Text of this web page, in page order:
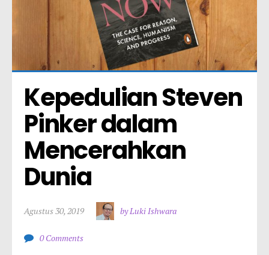
Kepedulian Steven
Pinker dalam
Mencerahkan
Dunia
Agustus 30, 2019 by Luki Ishwara
0 Comments